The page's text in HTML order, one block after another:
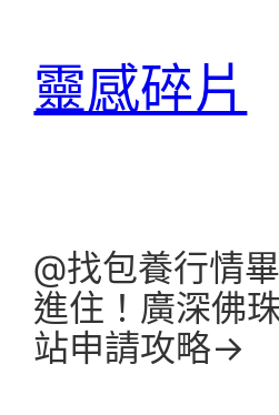
靈感碎片
@找包養行情
進住！廣深佛
站申請攻略→